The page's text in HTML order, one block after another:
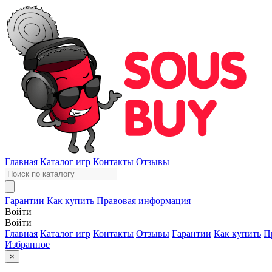
Главная Каталог игр Контакты Отзывы
Гарантии Как купить Правовая информация
Войти
Войти
Главная Каталог игр Контакты Отзывы Гарантии Как купить
Избранное
×